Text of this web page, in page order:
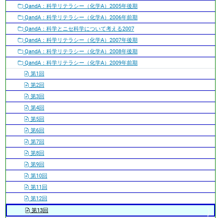
QandA：科学リテラシー（化学A）2005年後期
QandA：科学リテラシー（化学A）2006年前期
QandA：科学とニセ科学について考える2007
QandA：科学リテラシー（化学A）2007年後期
QandA：科学リテラシー（化学A）2008年後期
QandA：科学リテラシー（化学A）2009年前期
第1回
第2回
第3回
第4回
第5回
第6回
第7回
第8回
第9回
第10回
第11回
第12回
第13回